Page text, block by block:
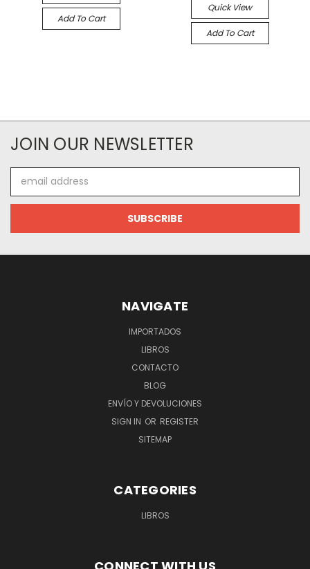
Add To Cart
Quick View
Add To Cart
JOIN OUR NEWSLETTER
Address
NAVIGATE
IMPORTADOS
LIBROS
CONTACTO
BLOG
ENVÍO Y DEVOLUCIONES
SIGN IN OR REGISTER
SITEMAP
CATEGORIES
LIBROS